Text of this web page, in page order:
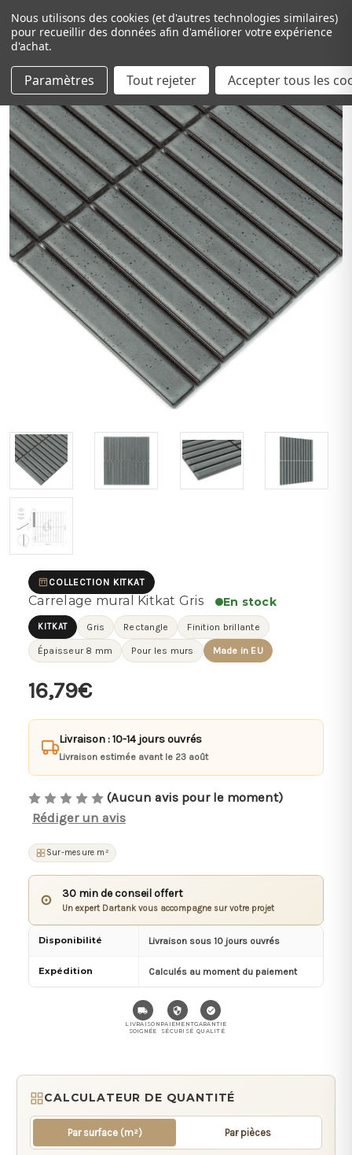
Passer au contenu principal
COLLECTION KITKAT
Carrelage mural Kitkat Gris En stock
KITKAT Gris Rectangle Finition brillante
Épaisseur 8 mm Pour les murs Made in EU
16,79€
Livraison : 10-14 jours ouvrés
Livraison estimée avant le 23 août
(Aucun avis pour le moment)
Rédiger un avis
Sur-mesure m²
⊙ 30 min de conseil offert
Un expert Dartank vous accompagne sur votre projet
Disponibilité Livraison sous 10 jours ouvrés
Expédition Calculés au moment du paiement
LIVRAISON
SOIGNÉE
PAIEMENT
SÉCURISÉ
GARANTIE
QUALITÉ
CALCULATEUR DE QUANTITÉ
Par surface (m²) Par pièces
Nous utilisons des cookies (et d'autres technologies similaires)
pour recueillir des données afin d'améliorer votre expérience
d'achat.
Paramètres Tout rejeter Accepter tous les